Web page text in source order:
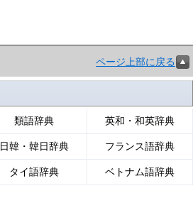
ページ上部に戻る
類語辞典 英和・和英辞典
日韓・韓日辞典 フランス語辞典
タイ語辞典 ベトナム語辞典